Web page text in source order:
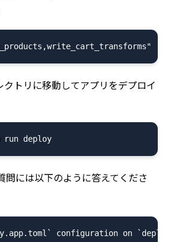
クトリに移動してアプリをデプロイ
cd ../.. && npm run deploy
問には以下のように答えてくださ
configuration on